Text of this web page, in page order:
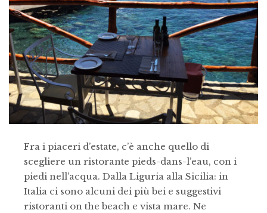
Fra i piaceri d’estate, c’è anche quello di
scegliere un ristorante pieds-dans-l’eau, con i
piedi nell’acqua. Dalla Liguria alla Sicilia: in
Italia ci sono alcuni dei più bei e suggestivi
ristoranti on the beach e vista mare. Ne